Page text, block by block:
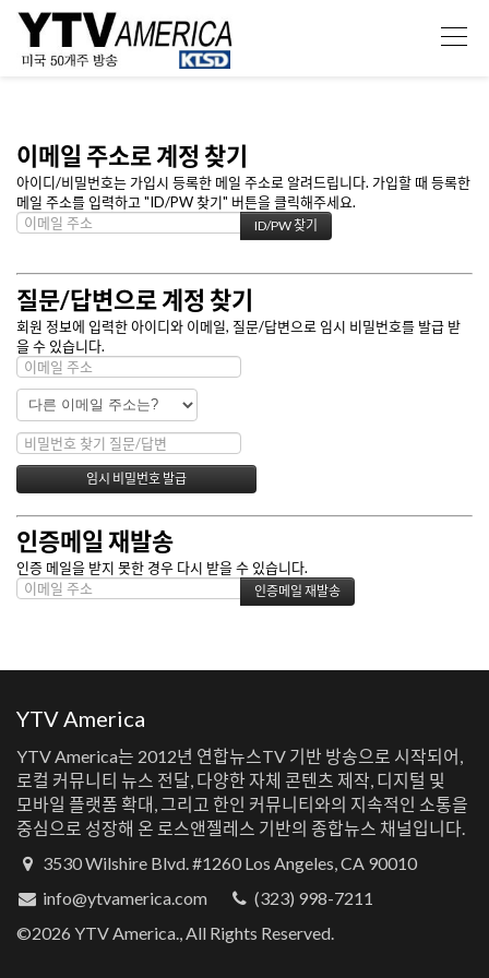
이메일 주소로 계정 찾기
아이디/비밀번호는 가입시 등록한 메일 주소로 알려드립니다. 가입할 때 등록한
메일 주소를 입력하고 "ID/PW 찾기" 버튼을 클릭해주세요.
질문/답변으로 계정 찾기
회원 정보에 입력한 아이디와 이메일, 질문/답변으로 임시 비밀번호를 발급 받
을 수 있습니다.
인증메일 재발송
인증 메일을 받지 못한 경우 다시 받을 수 있습니다.
YTV America
YTV America는 2012년 연합뉴스TV 기반 방송으로 시작되어,
로컬 커뮤니티 뉴스 전달, 다양한 자체 콘텐츠 제작, 디지털 및
모바일 플랫폼 확대, 그리고 한인 커뮤니티와의 지속적인 소통을
중심으로 성장해 온 로스앤젤레스 기반의 종합뉴스 채널입니다.
3530 Wilshire Blvd. #1260 Los Angeles, CA 90010
info@ytvamerica.com
(323) 998-7211
©2026 YTV America., All Rights Reserved.